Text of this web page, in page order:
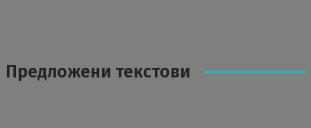
Предложени текстови